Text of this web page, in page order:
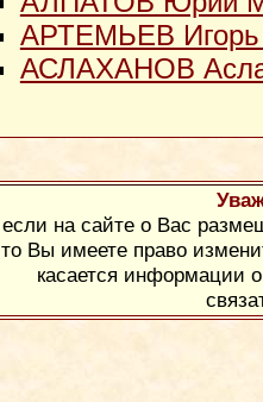
АРТЕМЬЕВ
АСЛАХАНОВ
если на сайте о Вас
то Вы имеете право
касается информации